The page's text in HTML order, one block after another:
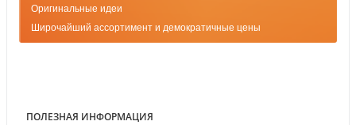
Оригинальные идеи
Широчайший ассортимент и демократичные цены
ПОЛЕЗНАЯ ИНФОРМАЦИЯ